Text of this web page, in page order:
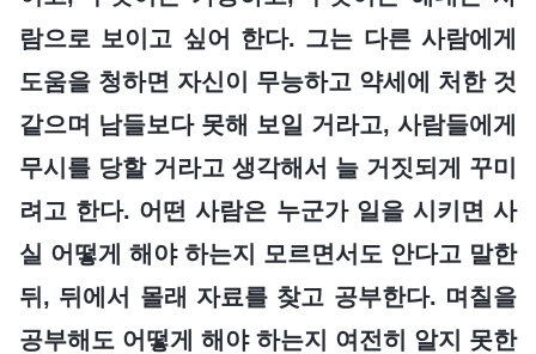
람으로 보이고 싶어 한다. 그는 다른 사람에게
도움을 청하면 자신이 무능하고 약세에 처한 것
같으며 남들보다 못해 보일 거라고, 사람들에게
무시를 당할 거라고 생각해서 늘 거짓되게 꾸미
려고 한다. 어떤 사람은 누군가 일을 시키면 사
실 어떻게 해야 하는지 모르면서도 안다고 말한
뒤, 뒤에서 몰래 자료를 찾고 공부한다. 며칠을
공부해도 어떻게 해야 하는지 여전히 알지 못한